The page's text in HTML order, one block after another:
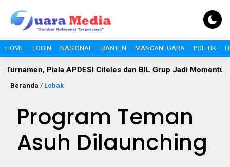
HOME LOGIN NASIONAL BANTEN MANCANEGARA POLITIK
Piala APDESI Cileles dan BIL Grup Jadi Momentum Bangun
Beranda / Lebak
Program Teman
Asuh Dilaunching